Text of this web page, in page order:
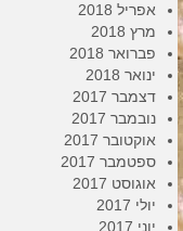
אפריל 2018
מרץ 2018
פברואר 2018
ינואר 2018
דצמבר 2017
נובמבר 2017
אוקטובר 2017
ספטמבר 2017
אוגוסט 2017
יולי 2017
יוני 2017